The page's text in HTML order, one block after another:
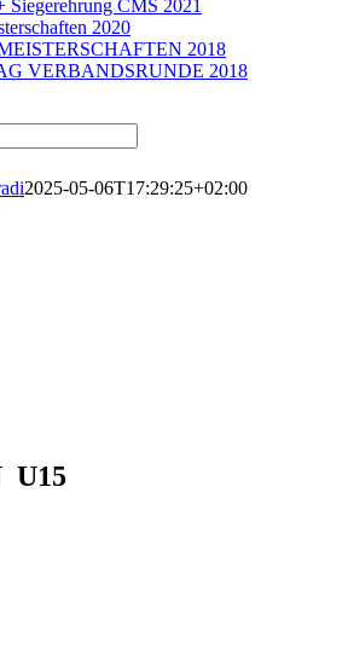
Siegerehrung CMS 2021
2020
2018
VERBANDSRUNDE 2018
2025-05-06T17:29:25+02:00
U15